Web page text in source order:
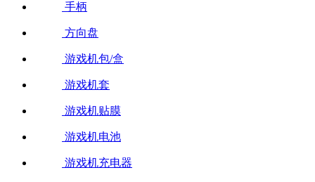
手柄
方向盘
游戏机包/盒
游戏机套
游戏机贴膜
游戏机电池
游戏机充电器